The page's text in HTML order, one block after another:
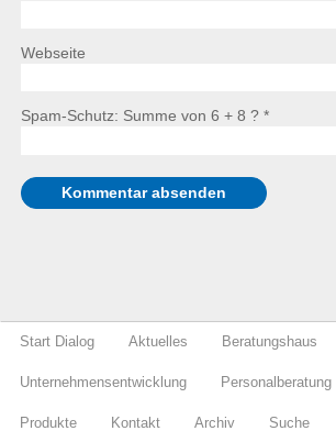
Webseite
Spam-Schutz: Summe von 6 + 8 ? *
Start Dialog Aktuelles Beratungshaus
Unternehmensentwicklung Personalberatung
Produkte Kontakt Archiv Suche